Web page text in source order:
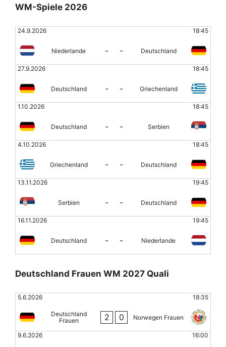
WM-Spiele 2026
24.9.2026 18:45
Niederlande - - Deutschland
27.9.2026 18:45
Deutschland - - Griechenland
1.10.2026 18:45
Deutschland - - Serbien
4.10.2026 18:45
Griechenland - - Deutschland
13.11.2026 19:45
Serbien - - Deutschland
16.11.2026 19:45
Deutschland - - Niederlande
Deutschland Frauen WM 2027 Quali
5.6.2026 18:35
Deutschland
Frauen
2 0 Norwegen Frauen
9.6.2026 16:00